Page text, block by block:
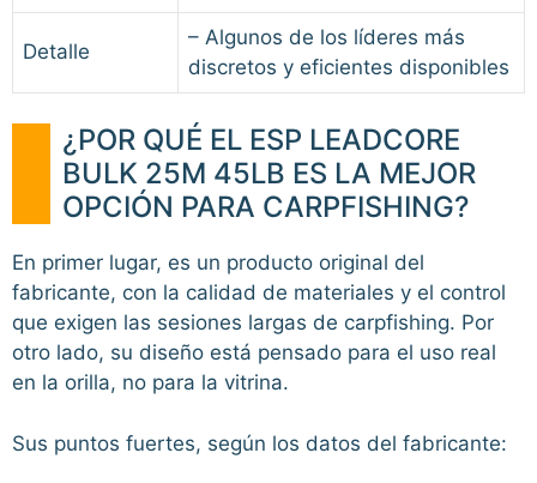
Detalle
– Algunos de los líderes más
discretos y eficientes disponibles
¿POR QUÉ EL ESP LEADCORE
BULK 25M 45LB ES LA MEJOR
OPCIÓN PARA CARPFISHING?
En primer lugar, es un producto original del
fabricante, con la calidad de materiales y el control
que exigen las sesiones largas de carpfishing. Por
otro lado, su diseño está pensado para el uso real
en la orilla, no para la vitrina.
Sus puntos fuertes, según los datos del fabricante: